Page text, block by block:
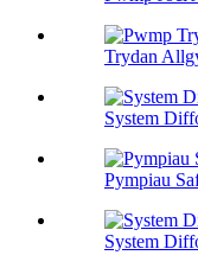
Trydan
System
Pympiau
System